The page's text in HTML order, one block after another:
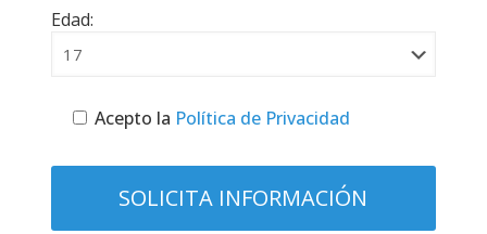
Edad:
Acepto la Política de Privacidad